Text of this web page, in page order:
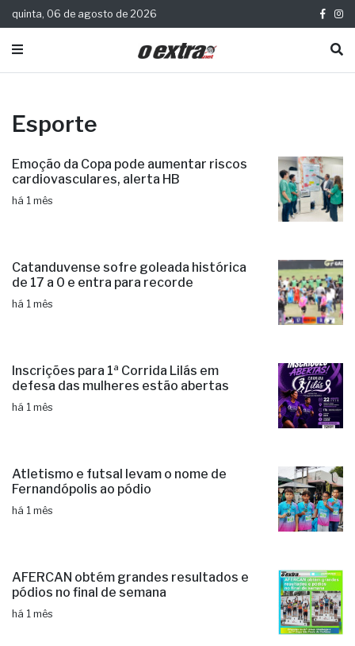
quinta, 06 de agosto de 2026
Esporte
Emoção da Copa pode aumentar riscos
cardiovasculares, alerta HB
há 1 mês
Catanduvense sofre goleada histórica
de 17 a 0 e entra para recorde
há 1 mês
Inscrições para 1ª Corrida Lilás em
defesa das mulheres estão abertas
há 1 mês
Atletismo e futsal levam o nome de
Fernandópolis ao pódio
há 1 mês
AFERCAN obtém grandes resultados e
pódios no final de semana
há 1 mês